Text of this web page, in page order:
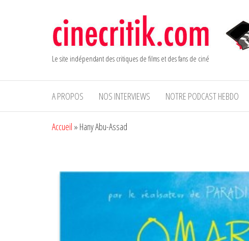
Le site indépendant des critiques de films et des fans de ciné
A PROPOS NOS INTERVIEWS NOTRE PODCAST HEBDO
Accueil » Hany Abu-Assad